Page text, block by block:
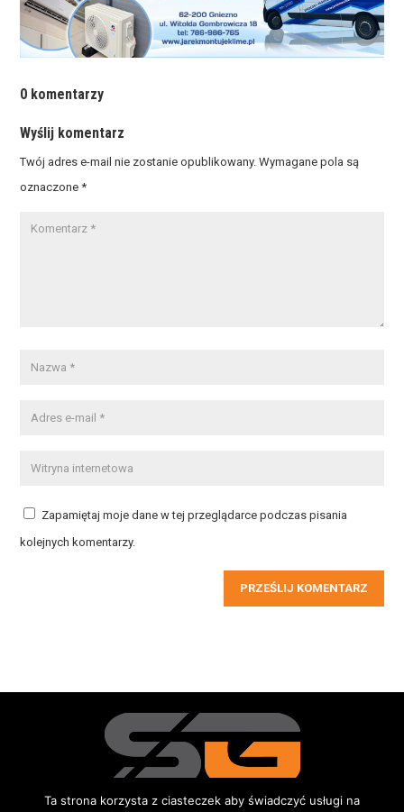
0 komentarzy
Wyślij komentarz
Twój adres e-mail nie zostanie opublikowany. Wymagane pola są
oznaczone*
Zapamiętaj moje dane w tej przeglądarce podczas pisania
kolejnych komentarzy.
PRZEŚLIJ KOMENTARZ
Ta strona korzysta z ciasteczek aby świadczyć usługi na